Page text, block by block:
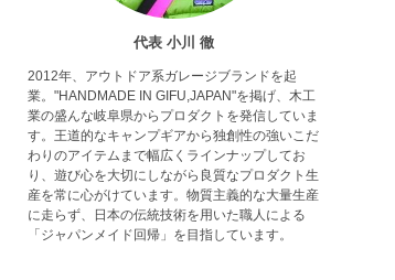
代表 小川 徹
2012年、アウトドア系ガレージブランドを起
業。"HANDMADE IN GIFU,JAPAN"を掲げ、木工
業の盛んな岐阜県からプロダクトを発信していま
す。王道的なキャンプギアから独創性の強いこだ
わりのアイテムまで幅広くラインナップしてお
り、遊び心を大切にしながら良質なプロダクト生
産を常に心がけています。物質主義的な大量生産
に走らず、日本の伝統技術を用いた職人による
「ジャパンメイド回帰」を目指しています。